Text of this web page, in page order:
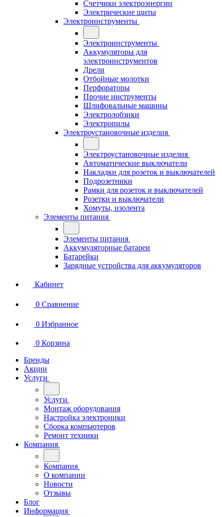
Счетчики электроэнергии
Электрические щиты
Электроинструменты
Электроинструменты
Аккумуляторы для
электроинструментов
Дрели
Отбойные молотки
Перфораторы
Прочие инструменты
Шлифовальные машины
Электролобзики
Электропилы
Электроустановочные изделия
Электроустановочные изделия
Автоматические выключатели
Накладки для розеток и выключателей
Подрозетники
Рамки для розеток и выключателей
Розетки и выключатели
Хомуты, изолента
Элементы питания
Элементы питания
Аккумуляторные батареи
Батарейки
Зарядные устройства для аккумуляторов
Кабинет
0 Сравнение
0 Избранное
0 Корзина
Бренды
Акции
Услуги
Услуги
Монтаж оборудования
Настройка электроники
Сборка компьютеров
Ремонт техники
Компания
Компания
О компании
Новости
Отзывы
Блог
Информация